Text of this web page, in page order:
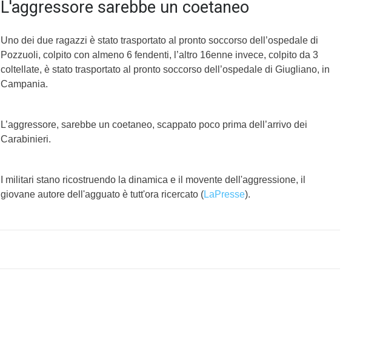
L'aggressore sarebbe un coetaneo
Uno dei due ragazzi è stato trasportato al pronto soccorso dell’ospedale di
Pozzuoli, colpito con almeno 6 fendenti, l’altro 16enne invece, colpito da 3
coltellate, è stato trasportato al pronto soccorso dell’ospedale di Giugliano, in
Campania.
L’aggressore, sarebbe un coetaneo, scappato poco prima dell’arrivo dei
Carabinieri.
I militari stano ricostruendo la dinamica e il movente dell'aggressione, il
giovane autore dell'agguato è tutt'ora ricercato (LaPresse).